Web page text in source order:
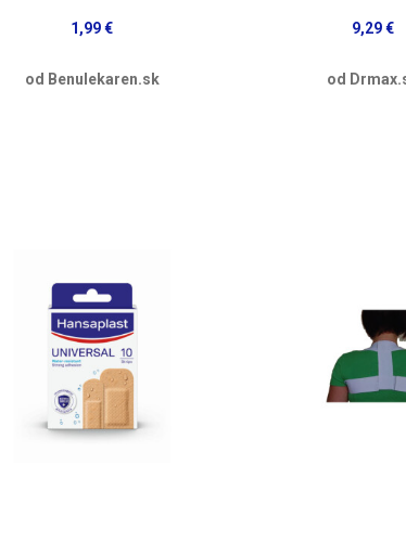
1,99 €
od Benulekaren.sk
9,29 €
od